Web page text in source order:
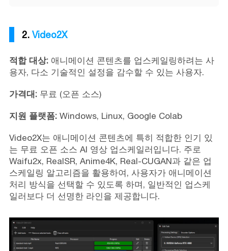
2. Video2X
적합 대상:애니메이션 콘텐츠를 업스케일링하려는 사
용자, 다소 기술적인 설정을 감수할 수 있는 사용자.
가격대:무료 (오픈 소스)
지원 플랫폼:Windows, Linux, Google Colab
Video2X는 애니메이션 콘텐츠에 특히 적합한 인기 있
는 무료 오픈 소스 AI 영상 업스케일러입니다. 주로
Waifu2x, RealSR, Anime4K, Real-CUGAN과 같은 업
스케일링 알고리즘을 활용하여, 사용자가 애니메이션
처리 방식을 선택할 수 있도록 하며, 일반적인 업스케
일러보다 더 선명한 라인을 제공합니다.